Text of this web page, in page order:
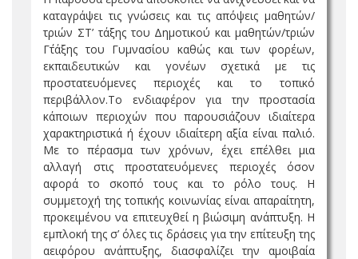
καταγράψει τις γνώσεις και τις απόψεις μαθητών/
τριών ΣΤ’ τάξης του Δημοτικού και μαθητών/τριών
Γ΄τάξης του Γυμνασίου καθώς και των φορέων,
εκπαιδευτικών και γονέων σχετικά με τις
προστατευόμενες περιοχές και το τοπικό
περιβάλλον.Το ενδιαφέρον για την προστασία
κάποιων περιοχών που παρουσιάζουν ιδιαίτερα
χαρακτηριστικά ή έχουν ιδιαίτερη αξία είναι παλιό.
Με το πέρασμα των χρόνων, έχει επέλθει μια
αλλαγή στις προστατευόμενες περιοχές όσον
αφορά το σκοπό τους και το ρόλο τους. Η
συμμετοχή της τοπικής κοινωνίας είναι απαραίτητη,
προκειμένου να επιτευχθεί η βιώσιμη ανάπτυξη. Η
εμπλοκή της σ’ όλες τις δράσεις για την επίτευξη της
αειφόρου ανάπτυξης, διασφαλίζει την αμοιβαία